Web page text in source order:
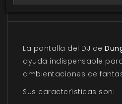
La pantalla del DJ de
ayuda indispensable
ambientaciones de
Sus características son: